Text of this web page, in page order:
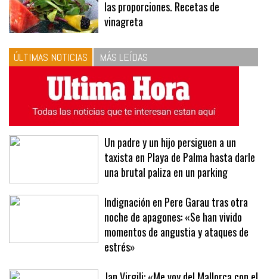
10La vinagreta perfecta: respeta
las proporciones. Recetas de
vinagreta
ÚLTIMAS NOTICIAS MÁS LEÍDAS
Un padre y un hijo persiguen a un
taxista en Playa de Palma hasta darle
una brutal paliza en un parking
Indignación en Pere Garau tras otra
noche de apagones: «Se han vivido
momentos de angustia y ataques de
estrés»